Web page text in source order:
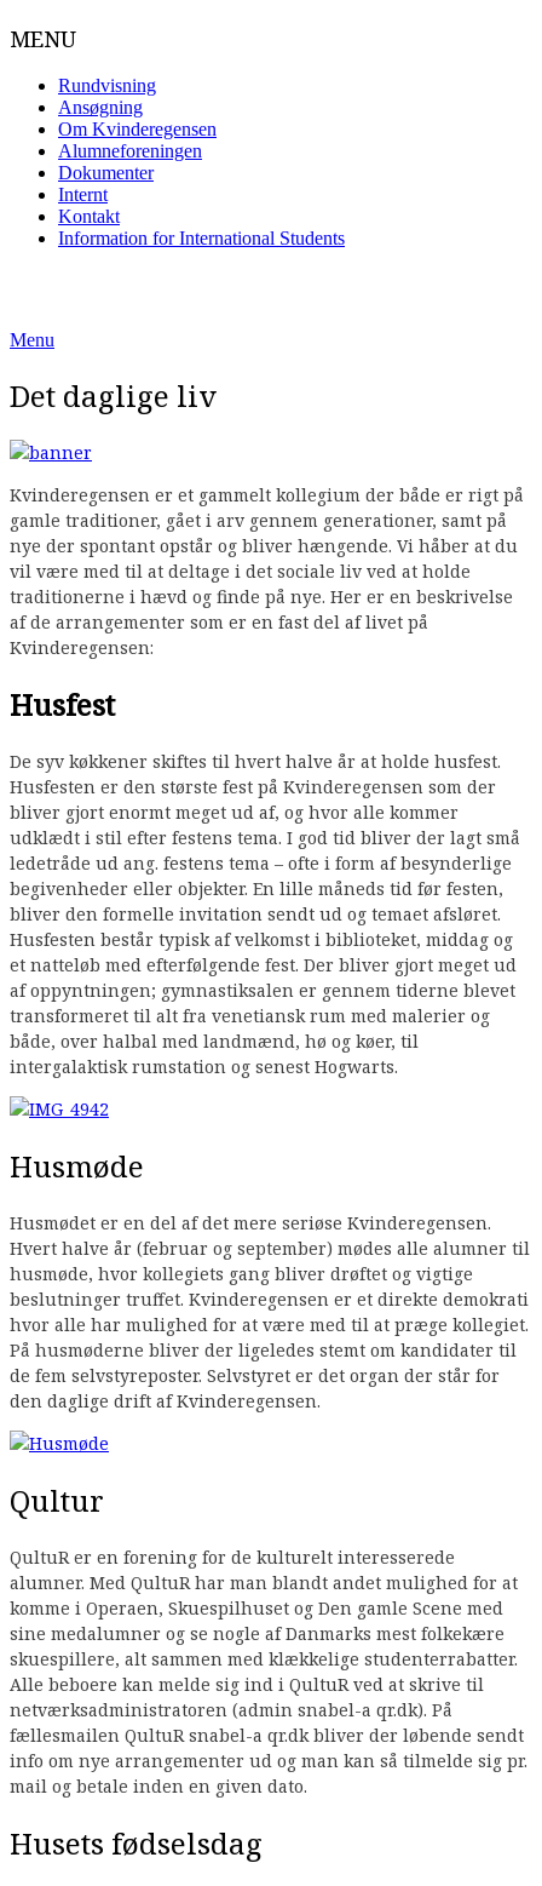
MENU
Rundvisning
Ansøgning
Om Kvinderegensen
Alumneforeningen
Dokumenter
Internt
Kontakt
Information for International Students
Menu
Det daglige liv
Kvinderegensen er et gammelt kollegium der både er rigt på
gamle traditioner, gået i arv gennem generationer, samt på
nye der spontant opstår og bliver hængende. Vi håber at du
vil være med til at deltage i det sociale liv ved at holde
traditionerne i hævd og finde på nye. Her er en beskrivelse
af de arrangementer som er en fast del af livet på
Kvinderegensen:
Husfest
De syv køkkener skiftes til hvert halve år at holde husfest.
Husfesten er den største fest på Kvinderegensen som der
bliver gjort enormt meget ud af, og hvor alle kommer
udklædt i stil efter festens tema. I god tid bliver der lagt små
ledetråde ud ang. festens tema – ofte i form af besynderlige
begivenheder eller objekter. En lille måneds tid før festen,
bliver den formelle invitation sendt ud og temaet afsløret.
Husfesten består typisk af velkomst i biblioteket, middag og
et natteløb med efterfølgende fest. Der bliver gjort meget ud
af oppyntningen; gymnastiksalen er gennem tiderne blevet
transformeret til alt fra venetiansk rum med malerier og
både, over halbal med landmænd, hø og køer, til
intergalaktisk rumstation og senest Hogwarts.
Husmøde
Husmødet er en del af det mere seriøse Kvinderegensen.
Hvert halve år (februar og september) mødes alle alumner til
husmøde, hvor kollegiets gang bliver drøftet og vigtige
beslutninger truffet. Kvinderegensen er et direkte demokrati
hvor alle har mulighed for at være med til at præge kollegiet.
På husmøderne bliver der ligeledes stemt om kandidater til
de fem selvstyreposter. Selvstyret er det organ der står for
den daglige drift af Kvinderegensen.
Qultur
QultuR er en forening for de kulturelt interesserede
alumner. Med QultuR har man blandt andet mulighed for at
komme i Operaen, Skuespilhuset og Den gamle Scene med
sine medalumner og se nogle af Danmarks mest folkekære
skuespillere, alt sammen med klækkelige studenterrabatter.
Alle beboere kan melde sig ind i QultuR ved at skrive til
netværksadministratoren (admin snabel-a qr.dk). På
fællesmailen QultuR snabel-a qr.dk bliver der løbende sendt
info om nye arrangementer ud og man kan så tilmelde sig pr.
mail og betale inden en given dato.
Husets fødselsdag